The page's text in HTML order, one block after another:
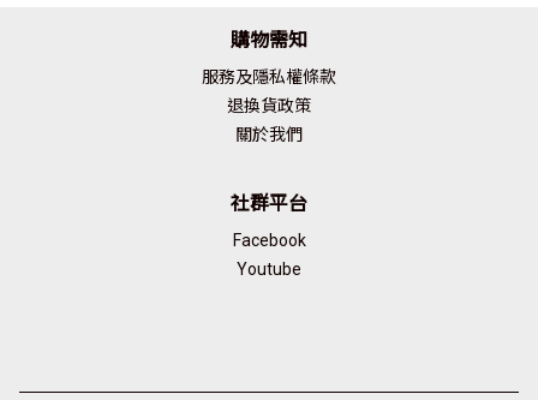
購物需知
服務及隱私權條款
退換貨政策
關於我們
社群平台
Facebook
Youtube